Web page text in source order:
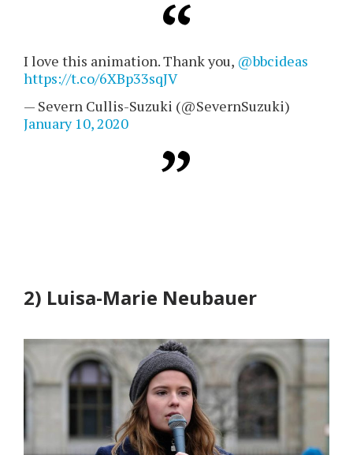
I love this animation. Thank you, @bbcideas
https://t.co/6XBp33sqJV
— Severn Cullis-Suzuki (@SevernSuzuki)
January 10, 2020
2) Luisa-Marie Neubauer